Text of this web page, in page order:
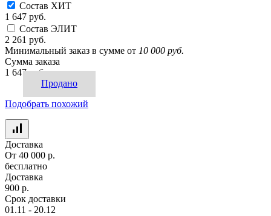
Состав ХИТ
1 647 руб.
Состав ЭЛИТ
2 261 руб.
Минимальный заказ в сумме от 10 000 руб.
Сумма заказа
1 647 руб.
Продано
Подобрать похожий
Доставка
От 40 000 р.
бесплатно
Доставка
900 р.
Срок доставки
01.11 - 20.12